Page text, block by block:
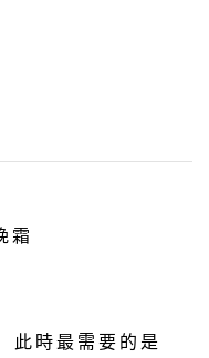
霜
此時最需要的是